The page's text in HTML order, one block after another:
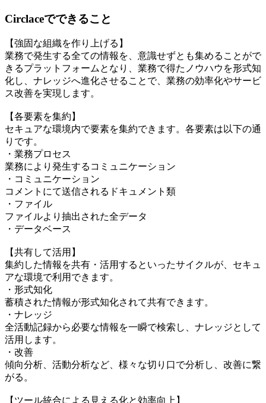
Circlaceでできること
【強固な組織を作り上げる】
業務で発生する全ての情報を、意識せずとも集めることがで
きるプラットフォームとなり、業務で得たノウハウを形式知
化し、ナレッジへ進化させることで、業務の効率化やサービ
ス改善を実現します。
【各要素を集約】
セキュアな環境内で要素を集約できます。各要素は以下の通
りです。
・業務プロセス
業務により発生するコミュニケーション
・コミュニケーション
コメントにて送信されるドキュメント類
・ファイル
ファイルより抽出された全データ
・データベース
【共有して活用】
集約した情報を共有・活用するといったサイクルが、セキュ
アな環境で利用できます。
・形式知化
蓄積された情報が形式知化されて共有できます。
・ナレッジ
全活動記録から必要な情報を一瞬で検索し、ナレッジとして
活用します。
・改善
傾向分析、活動分析など、様々な切り口で分析し、改善に繋
がる。
【ツール統合による見える化と効率向上】